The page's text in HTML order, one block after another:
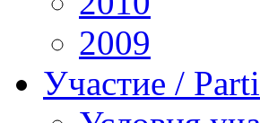
2009
Участие /